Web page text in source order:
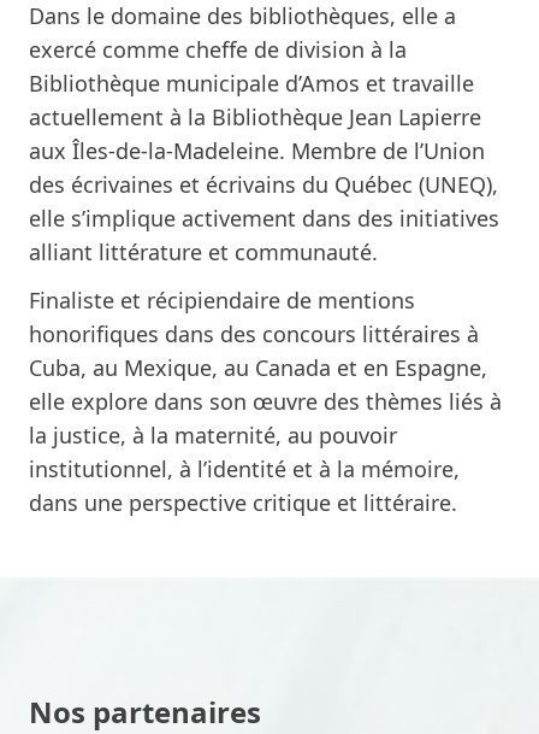
Dans le domaine des bibliothèques, elle a
exercé comme cheffe de division à la
Bibliothèque municipale d’Amos et travaille
actuellement à la Bibliothèque Jean Lapierre
aux Îles-de-la-Madeleine. Membre de l’Union
des écrivaines et écrivains du Québec (UNEQ),
elle s’implique activement dans des initiatives
alliant littérature et communauté.
Finaliste et récipiendaire de mentions
honorifiques dans des concours littéraires à
Cuba, au Mexique, au Canada et en Espagne,
elle explore dans son œuvre des thèmes liés à
la justice, à la maternité, au pouvoir
institutionnel, à l’identité et à la mémoire,
dans une perspective critique et littéraire.
Nos partenaires